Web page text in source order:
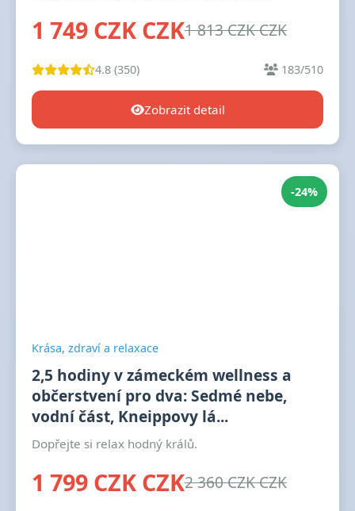
1 749 CZK CZK1 813 CZK CZK
4.8 (350) 183/510
Zobrazit detail
-24%
Krása, zdraví a relaxace
2,5 hodiny v zámeckém wellness a
občerstvení pro dva: Sedmé nebe,
vodní část, Kneippovy lá...
Dopřejte si relax hodný králů.
1 799 CZK CZK2 360 CZK CZK